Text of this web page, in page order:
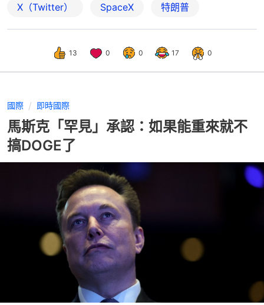
X（Twitter） SpaceX 特朗普
13 0 0 17 0
國際 即時國際
馬斯克「罕見」承認：如果能重來就不
搞DOGE了